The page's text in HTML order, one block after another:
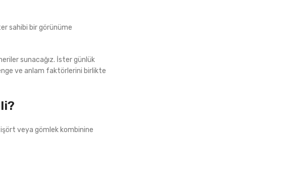
sahibi bir görünüme
sunacağız. İster günlük
ve anlam faktörlerini birlikte
veya gömlek kombinine